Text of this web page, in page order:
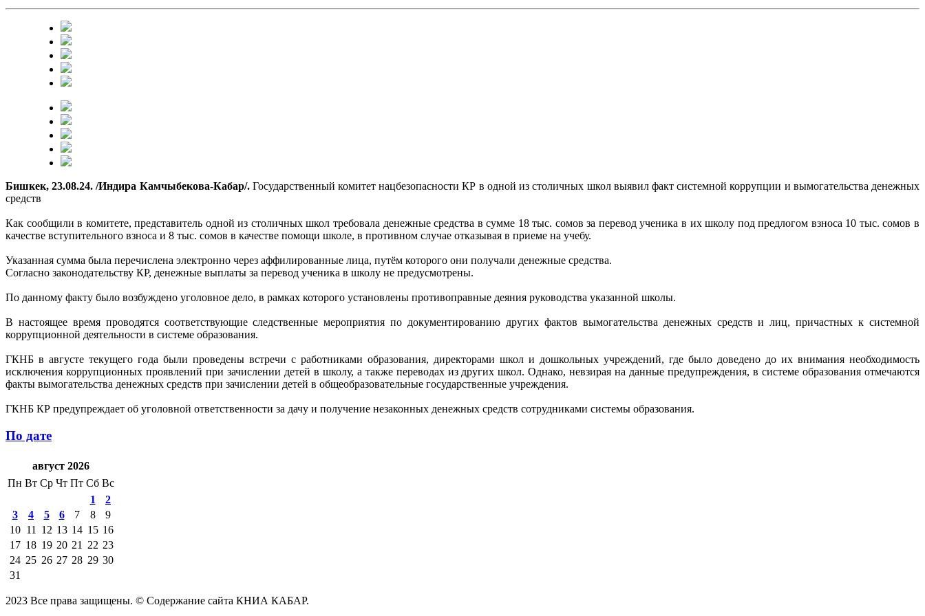
Бишкек, 23.08.24. /Индира Камчыбекова-Кабар/. Государственный комитет нацбезопасности КР в одной из столичных школ выявил факт системной коррупции и вымогательства денежных
средств
Как сообщили в комитете, представитель одной из столичных школ требовала денежные средства в сумме 18 тыс. сомов за перевод ученика в их школу под предлогом взноса 10 тыс. сомов в
качестве вступительного взноса и 8 тыс. сомов в качестве помощи школе, в противном случае отказывая в приеме на учебу.
Указанная сумма была перечислена электронно через аффилированные лица, путём которого они получали денежные средства.
Согласно законодательству КР, денежные выплаты за перевод ученика в школу не предусмотрены.
По данному факту было возбуждено уголовное дело, в рамках которого установлены противоправные деяния руководства указанной школы.
В настоящее время проводятся соответствующие следственные мероприятия по документированию других фактов вымогательства денежных средств и лиц, причастных к системной
коррупционной деятельности в системе образования.
ГКНБ в августе текущего года были проведены встречи с работниками образования, директорами школ и дошкольных учреждений, где было доведено до их внимания необходимость
исключения коррупционных проявлений при зачислении детей в школу, а также переводах из других школ. Однако, невзирая на данные предупреждения, в системе образования отмечаются
факты вымогательства денежных средств при зачислении детей в общеобразовательные государственные учреждения.
ГКНБ КР предупреждает об уголовной ответственности за дачу и получение незаконных денежных средств сотрудниками системы образования.
По дате
август 2026
Пн Вт Ср Чт Пт Сб Вс
1
2
3
4 5 6 7 8
9
10 11 12 13 14 15 16
17 18 19 20 21 22 23
24 25 26 27 28 29 30
31
2023 Все права защищены. © Содержание сайта КНИА КАБАР.